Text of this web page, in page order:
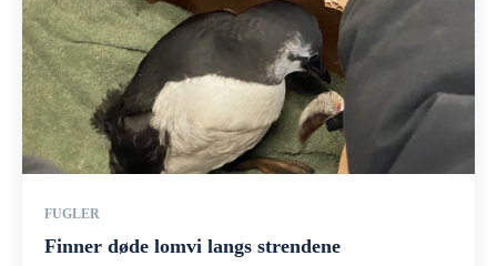
FUGLER
Finner døde lomvi langs strendene